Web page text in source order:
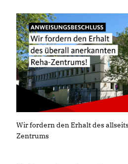
Wir fordern den Erhalt des
Zentrums